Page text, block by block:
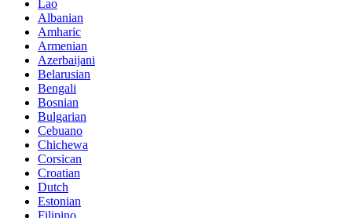
Lao
Albanian
Amharic
Armenian
Azerbaijani
Belarusian
Bengali
Bosnian
Bulgarian
Cebuano
Chichewa
Corsican
Croatian
Dutch
Estonian
Filipino